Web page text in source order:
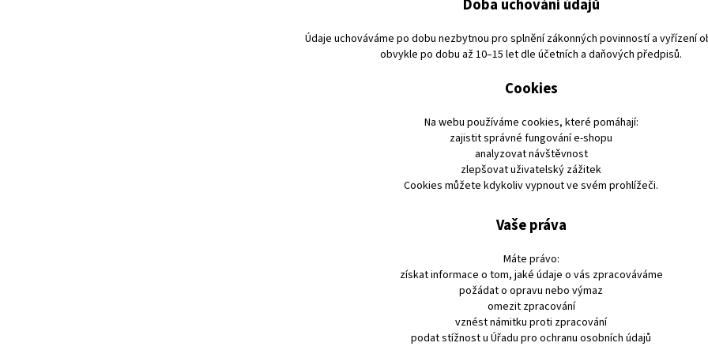
Doba uchování údajů
Údaje uchováváme po dobu nezbytnou pro splnění zákonných povinností a vyřízení
obvykle po dobu až 10–15 let dle účetních a daňových předpisů.
Cookies
Na webu používáme cookies, které pomáhají:
zajistit správné fungování e-shopu
analyzovat návštěvnost
zlepšovat uživatelský zážitek
Cookies můžete kdykoliv vypnout ve svém prohlížeči.
Vaše práva
Máte právo:
získat informace o tom, jaké údaje o vás zpracováváme
požádat o opravu nebo výmaz
omezit zpracování
vznést námitku proti zpracování
podat stížnost u Úřadu pro ochranu osobních údajů